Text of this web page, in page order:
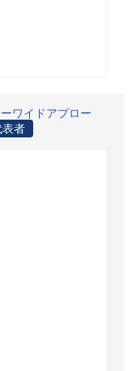
ワイドアプロー
表者